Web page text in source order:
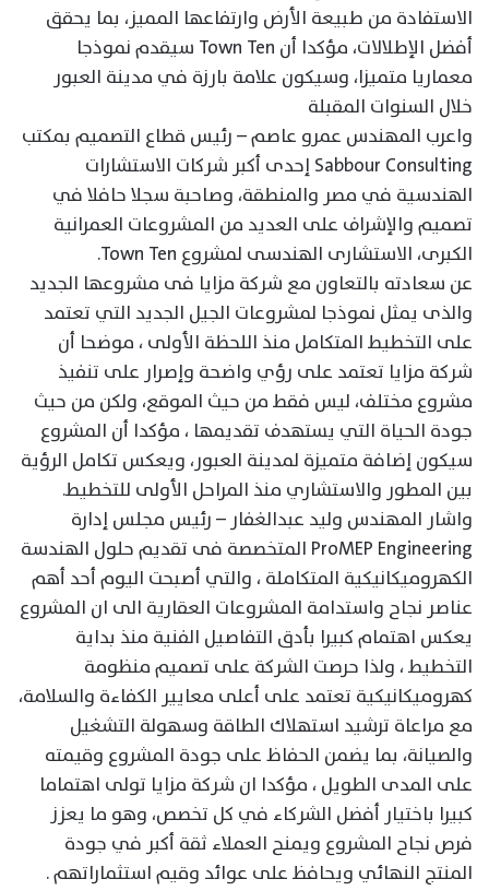
الاستفادة من طبيعة الأرض وارتفاعها المميز، بما يحقق
أفضل الإطلالات، مؤكدا أن Town Ten سيقدم نموذجا
معماريا متميزا، وسيكون علامة بارزة في مدينة العبور
خلال السنوات المقبلة
واعرب المهندس عمرو عاصم – رئيس قطاع التصميم بمكتب
Sabbour Consulting إحدى أكبر شركات الاستشارات
الهندسية في مصر والمنطقة، وصاحبة سجلا حافلا في
تصميم والإشراف على العديد من المشروعات العمرانية
الكبرى، الاستشارى الهندسى لمشروع Town Ten.
عن سعادته بالتعاون مع شركة مزايا فى مشروعها الجديد
والذى يمثل نموذجا لمشروعات الجيل الجديد التي تعتمد
على التخطيط المتكامل منذ اللحظة الأولى ، موضحا أن
شركة مزايا تعتمد على رؤي واضحة وإصرار على تنفيذ
مشروع مختلف، ليس فقط من حيث الموقع، ولكن من حيث
جودة الحياة التي يستهدف تقديمها ، مؤكدا أن المشروع
سيكون إضافة متميزة لمدينة العبور، ويعكس تكامل الرؤية
بين المطور والاستشاري منذ المراحل الأولى للتخطيط.
واشار المهندس وليد عبدالغفار – رئيس مجلس إدارة
ProMEP Engineering المتخصصة فى تقديم حلول الهندسة
الكهروميكانيكية المتكاملة ، والتي أصبحت اليوم أحد أهم
عناصر نجاح واستدامة المشروعات العقارية الى ان المشروع
يعكس اهتمام كبيرا بأدق التفاصيل الفنية منذ بداية
التخطيط ، ولذا حرصت الشركة على تصميم منظومة
كهروميكانيكية تعتمد على أعلى معايير الكفاءة والسلامة،
مع مراعاة ترشيد استهلاك الطاقة وسهولة التشغيل
والصيانة، بما يضمن الحفاظ على جودة المشروع وقيمته
على المدى الطويل ، مؤكدا ان شركة مزايا تولى اهتماما
كبيرا باختيار أفضل الشركاء في كل تخصص، وهو ما يعزز
فرص نجاح المشروع ويمنح العملاء ثقة أكبر في جودة
المنتج النهائي ويحافظ على عوائد وقيم استثماراتهم .